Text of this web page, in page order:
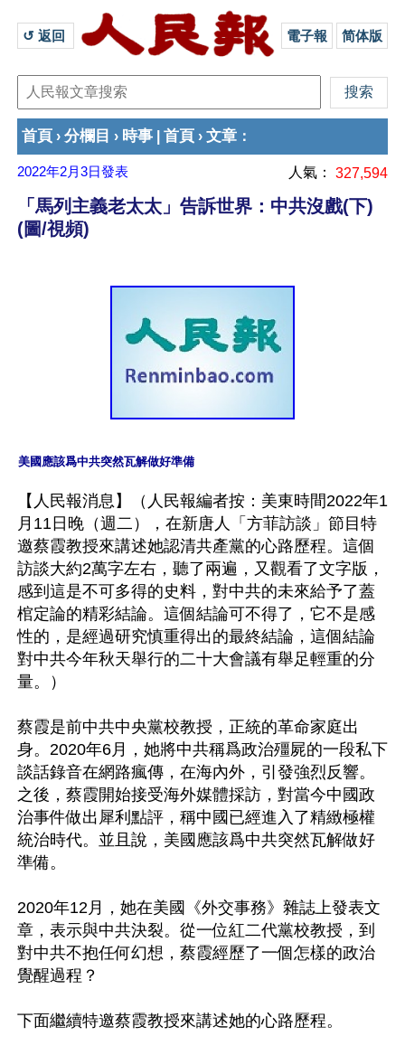
↺ 返回 電子報 简体版
首頁 › 分欄目 › 時事 首頁 › 文章 ：
2022年2月3日發表 人氣： 327,594
「馬列主義老太太」告訴世界：中共沒戲(下)
(圖/視頻)
美國應該爲中共突然瓦解做好準備
【人民報消息】（人民報編者按：美東時間2022年1
月11日晚（週二），在新唐人「方菲訪談」節目特
邀蔡霞教授來講述她認清共產黨的心路歷程。這個
訪談大約2萬字左右，聽了兩遍，又觀看了文字版，
感到這是不可多得的史料，對中共的未來給予了蓋
棺定論的精彩結論。這個結論可不得了，它不是感
性的，是經過研究慎重得出的最終結論，這個結論
對中共今年秋天舉行的二十大會議有舉足輕重的分
量。）
蔡霞是前中共中央黨校教授，正統的革命家庭出
身。2020年6月，她將中共稱爲政治殭屍的一段私下
談話錄音在網路瘋傳，在海內外，引發強烈反響。
之後，蔡霞開始接受海外媒體採訪，對當今中國政
治事件做出犀利點評，稱中國已經進入了精緻極權
統治時代。並且說，美國應該爲中共突然瓦解做好
準備。
2020年12月，她在美國《外交事務》雜誌上發表文
章，表示與中共決裂。從一位紅二代黨校教授，到
對中共不抱任何幻想，蔡霞經歷了一個怎樣的政治
覺醒過程？
下面繼續特邀蔡霞教授來講述她的心路歷程。